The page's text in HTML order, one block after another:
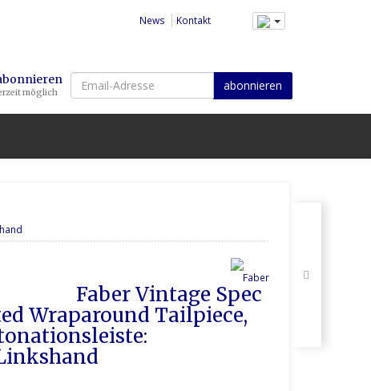
News Kontakt
möglich
Email-
Adresse
abonnieren
Wraparound Tailpiece,